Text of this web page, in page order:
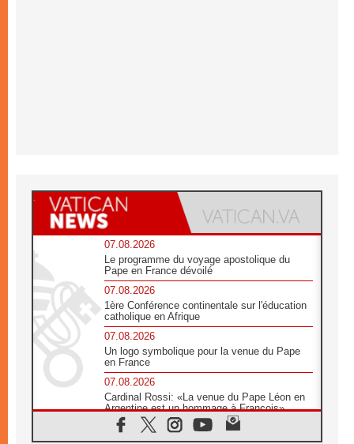
07.08.2026
Le programme du voyage apostolique du
Pape en France dévoilé
07.08.2026
1ère Conférence continentale sur l'éducation
catholique en Afrique
07.08.2026
Un logo symbolique pour la venue du Pape
en France
07.08.2026
Cardinal Rossi: «La venue du Pape Léon en
Argentine est un hommage à François»
07.08.2026